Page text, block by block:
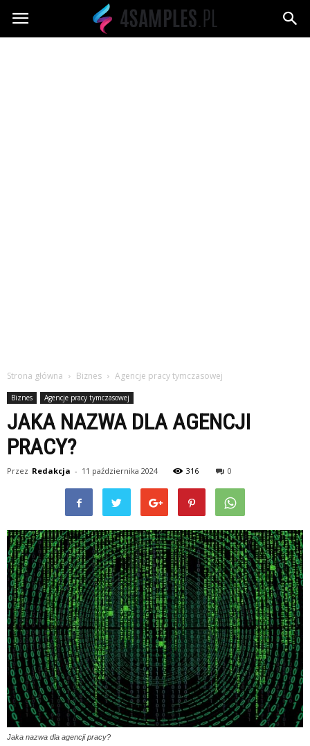
4samples.pl
Strona główna Biznes Agencje pracy tymczasowej
Biznes Agencje pracy tymczasowej
JAKA NAZWA DLA AGENCJI
PRACY?
Przez Redakcja - 11 października 2024 316 0
Jaka nazwa dla agencji pracy?